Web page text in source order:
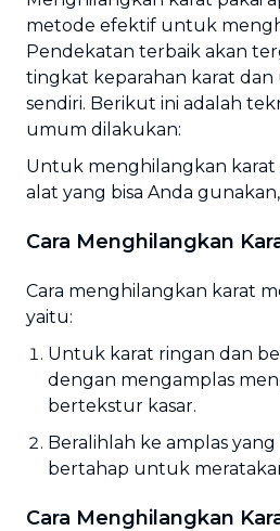
metode efektif untuk
Pendekatan terbaik akan
tingkat keparahan karat
sendiri. Berikut ini adalah
umum dilakukan:
Untuk menghilangkan karat
alat yang bisa Anda
Cara Menghilangkan
Cara menghilangkan karat
yaitu:
Untuk karat ringan dan
dengan mengamplas
bertekstur kasar.
Beralihlah ke amplas
bertahap untuk
Cara Menghilangkan